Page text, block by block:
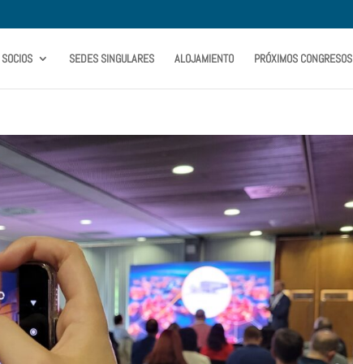
SOCIOS SEDES SINGULARES ALOJAMIENTO PRÓXIMOS CONGRESOS